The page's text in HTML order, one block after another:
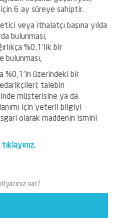
6 ay süreye sahiptir.
veya ithalatçı başına yılda
bulunması,
%0,1’lik bir
bulunması,
%0,1’in üzerindeki bir
talebin
müşterisine ya da
için yeterli bilgiyi
olarak maddenin ismini
var?